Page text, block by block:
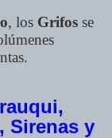
, los Grifos se
Sirenas y